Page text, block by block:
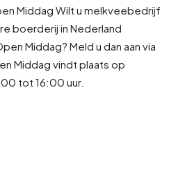
Middag Wilt u melkveebedrijf
boerderij in Nederland
Middag? Meld u dan aan via
Middag vindt plaats op
tot 16:00 uur.